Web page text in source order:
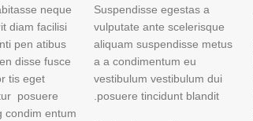
Suspendisse egestas a
vulputate ante scelerisque
aliquam suspendisse metus
a a condimentum eu
vestibulum vestibulum dui
posuere tincidunt blandit.
neque
diam facilisi
pen atibus
disse fusce
tis eget
posuere
condim entum